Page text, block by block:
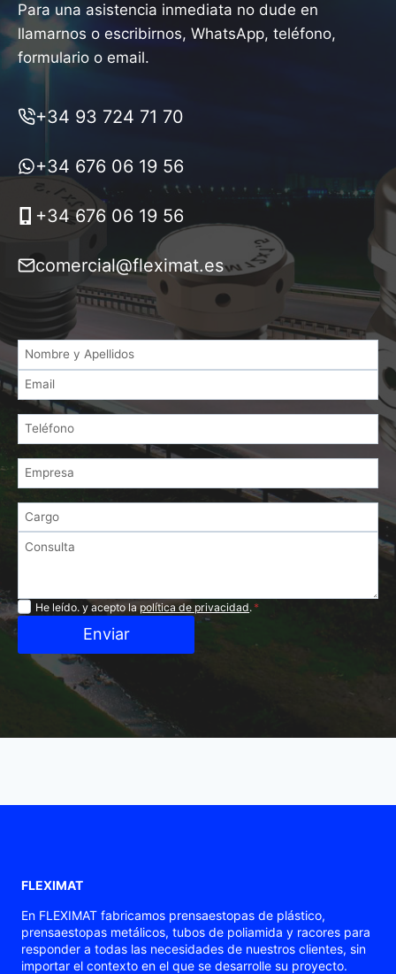
Para una asistencia inmediata no dude en
llamarnos o escribirnos, WhatsApp, teléfono,
formulario o email.
+34 93 724 71 70
+34 676 06 19 56
+34 676 06 19 56
comercial@fleximat.es
Privacidad
He leído. y acepto lapolítica de privacidad. *
Enviar
FLEXIMAT
En FLEXIMAT fabricamos prensaestopas de plástico,
prensaestopas metálicos, tubos de poliamida y racores para
responder a todas las necesidades de nuestros clientes, sin
importar el contexto en el que se desarrolle su proyecto.